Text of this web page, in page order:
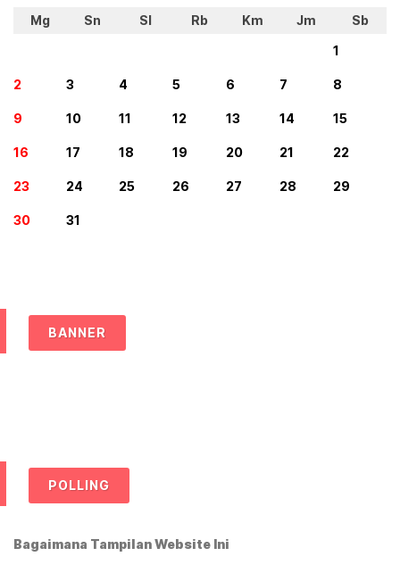
Mg Sn Sl Rb Km Jm
Sb
1
2 3 4 5 6 7 8
9 10 11 12 13 14 15
16 17 18 19 20 21 22
23 24 25 26 27 28 29
30 31
BANNER
POLLING
Bagaimana Tampilan Website Ini